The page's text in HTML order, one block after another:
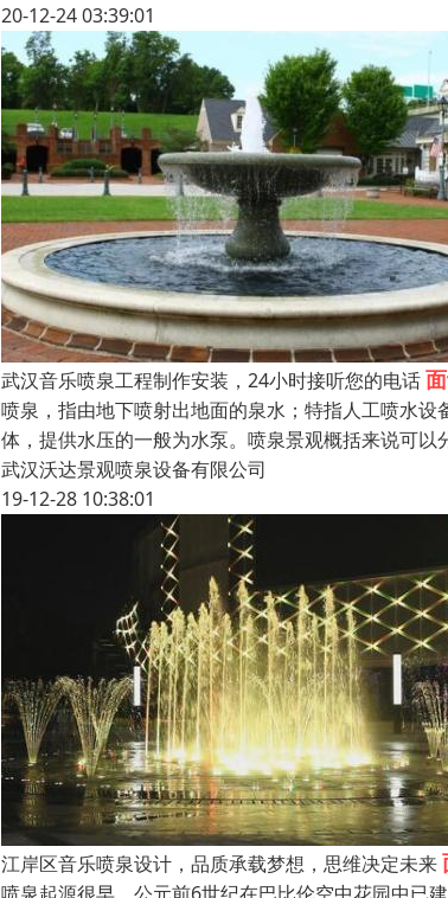
20-12-24 03:39:01
武汉音乐喷泉工程制作安装，24小时接听您的电话
喷泉，指由地下喷射出地面的泉水；特指人工喷水
体，提供水压的一般为水泵。喷泉景观概括来说可
武汉沃达景观喷泉设备有限公司
19-12-28 10:38:01
江岸区音乐喷泉设计，品质承载梦想，思维决定未来